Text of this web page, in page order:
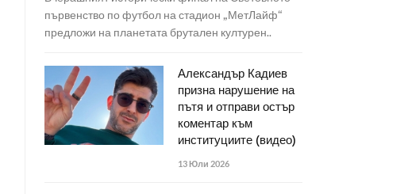
първенство по футбол на стадион „МетЛайф“
предложи на планетата брутален културен..
Александър Кадиев
призна нарушение на
пътя и отправи остър
коментар към
институциите (видео)
13 Юли 2026